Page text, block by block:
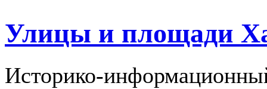
Улицы и площади
Историко-